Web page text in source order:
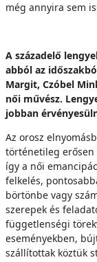
még annyira sem
A századelő
abból az
Margit, Czóbel
női művész.
jobban
Az orosz
történetileg erősen
így a női
felkelés,
börtönbe vagy
szerepek és
függetlenségi
eseményekben,
szállítottak köztük